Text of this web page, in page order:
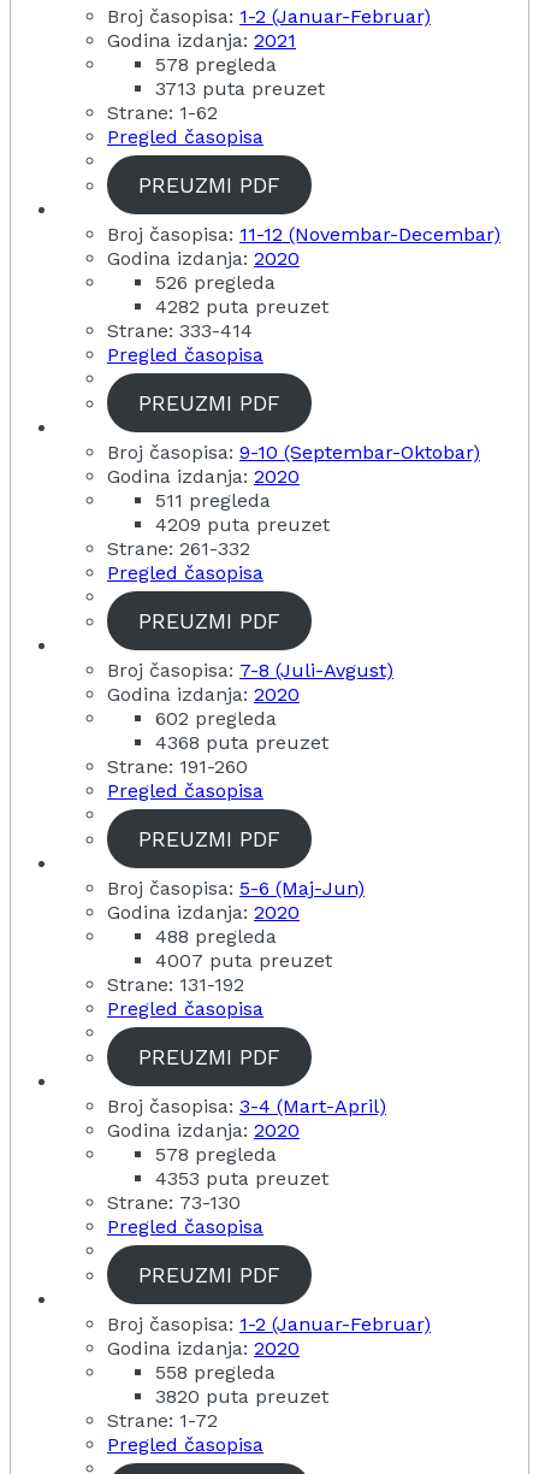
Broj časopisa: 1-2 (Januar-Februar)
Godina izdanja: 2021
578 pregleda
3713 puta preuzet
Strane: 1-62
Pregled časopisa
PREUZMI PDF
Broj časopisa: 11-12 (Novembar-Decembar)
Godina izdanja: 2020
526 pregleda
4282 puta preuzet
Strane: 333-414
Pregled časopisa
PREUZMI PDF
Broj časopisa: 9-10 (Septembar-Oktobar)
Godina izdanja: 2020
511 pregleda
4209 puta preuzet
Strane: 261-332
Pregled časopisa
PREUZMI PDF
Broj časopisa: 7-8 (Juli-Avgust)
Godina izdanja: 2020
602 pregleda
4368 puta preuzet
Strane: 191-260
Pregled časopisa
PREUZMI PDF
Broj časopisa: 5-6 (Maj-Jun)
Godina izdanja: 2020
488 pregleda
4007 puta preuzet
Strane: 131-192
Pregled časopisa
PREUZMI PDF
Broj časopisa: 3-4 (Mart-April)
Godina izdanja: 2020
578 pregleda
4353 puta preuzet
Strane: 73-130
Pregled časopisa
PREUZMI PDF
Broj časopisa: 1-2 (Januar-Februar)
Godina izdanja: 2020
558 pregleda
3820 puta preuzet
Strane: 1-72
Pregled časopisa